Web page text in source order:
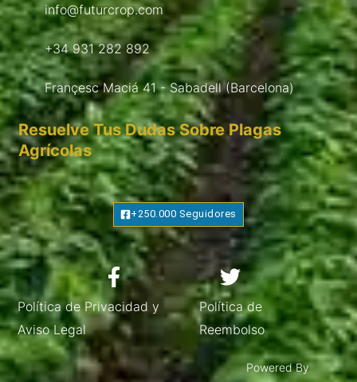
info@futurcrop.com
+34 931 282 892
Françesc Maciá 41 - Sabadell (Barcelona)
Resuelve Tus Dudas Sobre Plagas
Agrícolas
+250.000 Seguidores
Política de Privacidad y
Aviso Legal
Política de
Reembolso
Powered By